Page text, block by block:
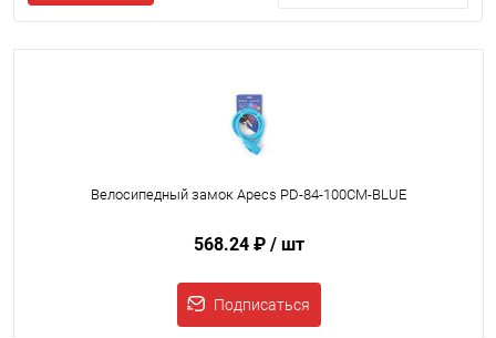
Велосипедный замок Apecs PD-84-100СМ-BLUE
568.24 ₽ / шт
Подписаться